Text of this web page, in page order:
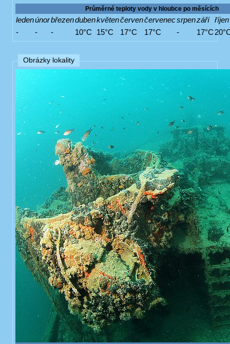
Průměrné teploty vody v hloubce po měsících
ledenúnorbřezendubenkvětenčervenčervenecsrpenzáří říjen
-
- - 10°C 15°C 17°C 17°C - 17°C
Obrázky lokality